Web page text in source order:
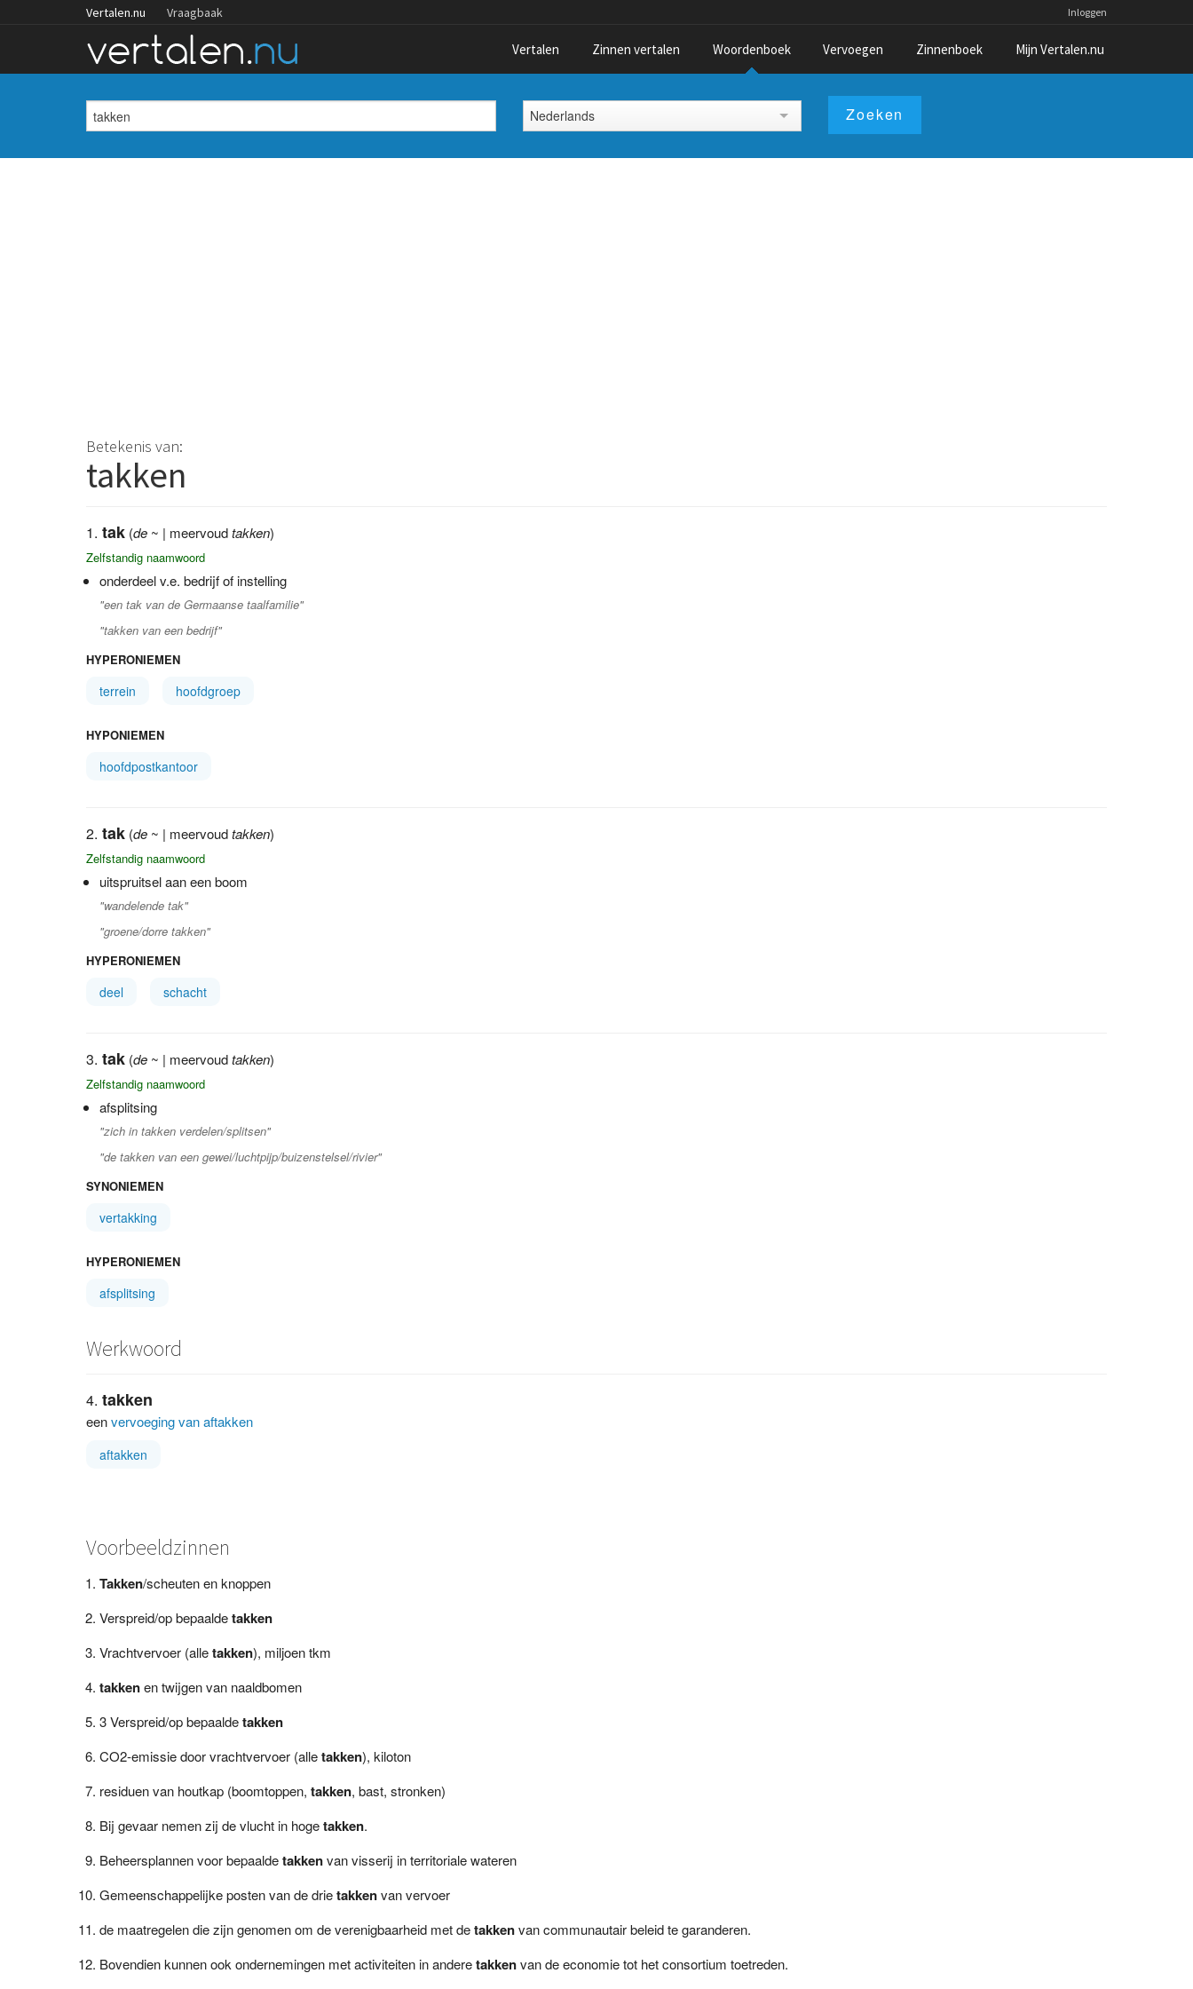
Vertalen.nu Vraagbaak Inloggen
Vertalen Zinnen vertalen Woordenboek Vervoegen Zinnenboek Mijn Vertalen.nu
Nederlands
Betekenis van:
takken
tak (de ~ | meervoudtakken)
Zelfstandig naamwoord
onderdeel v.e. bedrijf of instelling
"een tak van de Germaanse taalfamilie"
"takken van een bedrijf"
HYPERONIEMEN
terrein hoofdgroep
HYPONIEMEN
hoofdpostkantoor
tak (de ~ | meervoudtakken)
Zelfstandig naamwoord
uitspruitsel aan een boom
"wandelende tak"
"groene/dorre takken"
HYPERONIEMEN
deel schacht
tak (de ~ | meervoudtakken)
Zelfstandig naamwoord
afsplitsing
"zich in takken verdelen/splitsen"
"de takken van een gewei/luchtpijp/buizenstelsel/rivier"
SYNONIEMEN
vertakking
HYPERONIEMEN
afsplitsing
Werkwoord
takken
eenvervoeging van aftakken
aftakken
Voorbeeldzinnen
Takken/scheuten en knoppen
Verspreid/op bepaaldetakken
Vrachtvervoer (alletakken), miljoen tkm
takkenen twijgen van naaldbomen
3 Verspreid/op bepaaldetakken
CO2-emissie door vrachtvervoer (alletakken), kiloton
residuen van houtkap (boomtoppen, takken, bast, stronken)
Bij gevaar nemen zij de vlucht in hogetakken.
Beheersplannen voor bepaaldetakkenvan visserij in territoriale wateren
Gemeenschappelijke posten van de drietakkenvan vervoer
de maatregelen die zijn genomen om de verenigbaarheid met detakkenvan communautair beleid te garanderen.
Bovendien kunnen ook ondernemingen met activiteiten in anderetakkenvan de economie tot het consortium toetreden.